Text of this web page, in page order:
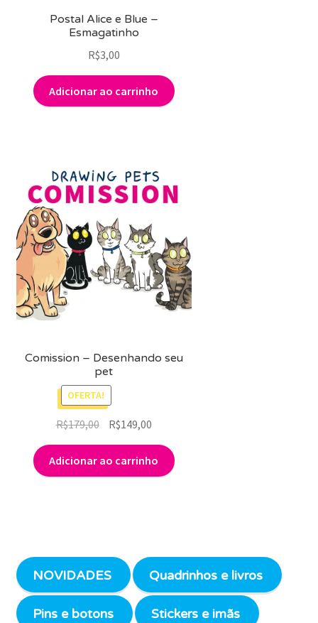
Postal Alice e Blue –
Esmagatinho
R$3,00
Adicionar ao carrinho
Comission – Desenhando seu
pet
OFERTA!
R$179,00
preço
original
era:
R$149,00O
preço
atual
é:
Adicionar ao carrinho
NOVIDADES Quadrinhos e livros
Pins e botons Stickers e imãs